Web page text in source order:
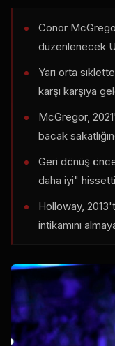
Conor
düzenlenecek
Yarı orta
karşı karşıya
McGregor,
bacak
Geri dönüş
daha iyi"
Holloway,
intikamını